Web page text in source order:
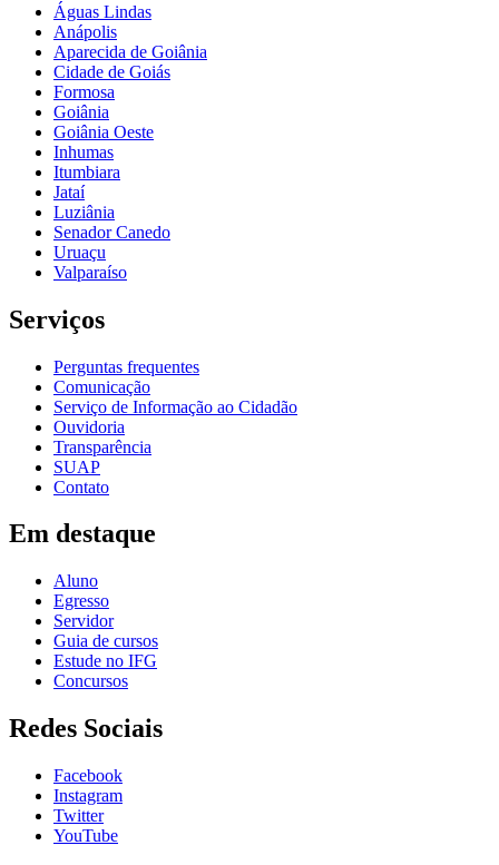
Águas Lindas
Anápolis
Aparecida de Goiânia
Cidade de Goiás
Formosa
Goiânia
Goiânia Oeste
Inhumas
Itumbiara
Jataí
Luziânia
Senador Canedo
Uruaçu
Valparaíso
Serviços
Perguntas frequentes
Comunicação
Serviço de Informação ao Cidadão
Ouvidoria
Transparência
SUAP
Contato
Em destaque
Aluno
Egresso
Servidor
Guia de cursos
Estude no IFG
Concursos
Redes Sociais
Facebook
Instagram
Twitter
YouTube